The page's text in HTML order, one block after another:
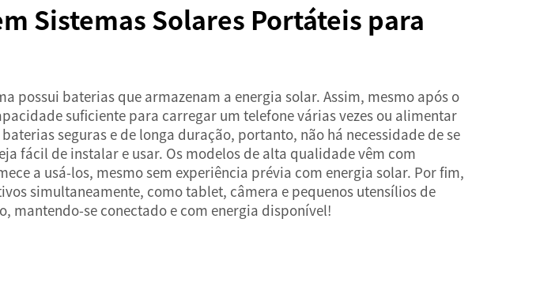
Sistemas Solares Portáteis para
possui baterias que armazenam a energia solar. Assim, mesmo após o
suficiente para carregar um telefone várias vezes ou alimentar
seguras e de longa duração, portanto, não há necessidade de se
fácil de instalar e usar. Os modelos de alta qualidade vêm com
a usá-los, mesmo sem experiência prévia com energia solar. Por fim,
simultaneamente, como tablet, câmera e pequenos utensílios de
mantendo-se conectado e com energia disponível!